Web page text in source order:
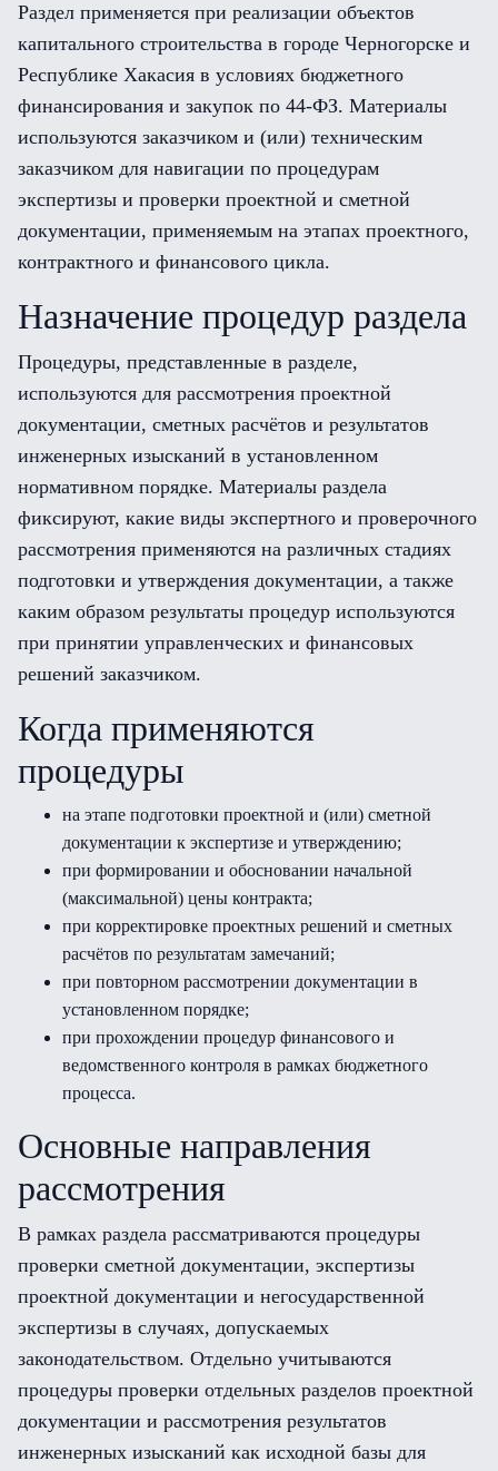
Раздел применяется при реализации объектов
капитального строительства в городе Черногорске и
Республике Хакасия в условиях бюджетного
финансирования и закупок по 44-ФЗ. Материалы
используются заказчиком и (или) техническим
заказчиком для навигации по процедурам
экспертизы и проверки проектной и сметной
документации, применяемым на этапах проектного,
контрактного и финансового цикла.
Назначение процедур раздела
Процедуры, представленные в разделе,
используются для рассмотрения проектной
документации, сметных расчётов и результатов
инженерных изысканий в установленном
нормативном порядке. Материалы раздела
фиксируют, какие виды экспертного и проверочного
рассмотрения применяются на различных стадиях
подготовки и утверждения документации, а также
каким образом результаты процедур используются
при принятии управленческих и финансовых
решений заказчиком.
Когда применяются
процедуры
на этапе подготовки проектной и (или) сметной
документации к экспертизе и утверждению;
при формировании и обосновании начальной
(максимальной) цены контракта;
при корректировке проектных решений и сметных
расчётов по результатам замечаний;
при повторном рассмотрении документации в
установленном порядке;
при прохождении процедур финансового и
ведомственного контроля в рамках бюджетного
процесса.
Основные направления
рассмотрения
В рамках раздела рассматриваются процедуры
проверки сметной документации, экспертизы
проектной документации и негосударственной
экспертизы в случаях, допускаемых
законодательством. Отдельно учитываются
процедуры проверки отдельных разделов проектной
документации и рассмотрения результатов
инженерных изысканий как исходной базы для